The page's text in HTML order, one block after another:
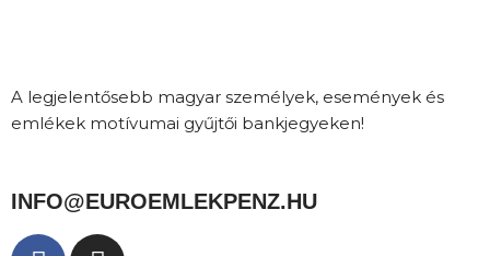
A legjelentősebb magyar személyek, események és
emlékek motívumai gyűjtői bankjegyeken!
INFO@EUROEMLEKPENZ.HU